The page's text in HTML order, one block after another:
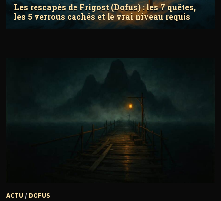
Les rescapés de Frigost (Dofus) : les 7 quêtes,
les 5 verrous cachés et le vrai niveau requis
ACTU / DOFUS